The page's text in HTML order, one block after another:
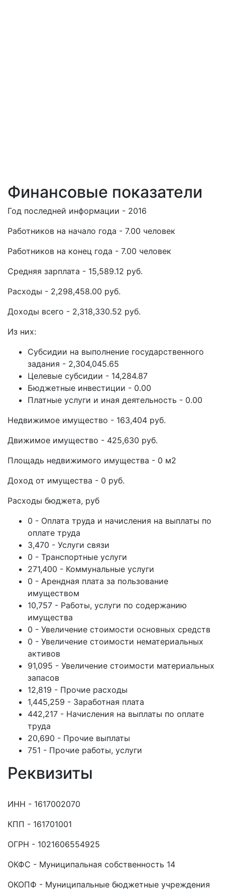
Финансовые показатели
Год последней информации - 2016
Работников на начало года - 7.00 человек
Работников на конец года - 7.00 человек
Средняя зарплата - 15,589.12 руб.
Расходы - 2,298,458.00 руб.
Доходы всего - 2,318,330.52 руб.
Из них:
Субсидии на выполнение государственного
задания - 2,304,045.65
Целевые субсидии - 14,284.87
Бюджетные инвестиции - 0.00
Платные услуги и иная деятельность - 0.00
Недвижимое имущество - 163,404 руб.
Движимое имущество - 425,630 руб.
Площадь недвижимого имущества - 0 м2
Доход от имущества - 0 руб.
Расходы бюджета, руб
0 - Оплата труда и начисления на выплаты по
оплате труда
3,470 - Услуги связи
0 - Транспортные услуги
271,400 - Коммунальные услуги
0 - Арендная плата за пользование
имуществом
10,757 - Работы, услуги по содержанию
имущества
0 - Увеличение стоимости основных средств
0 - Увеличение стоимости нематериальных
активов
91,095 - Увеличение стоимости материальных
запасов
12,819 - Прочие расходы
1,445,259 - Заработная плата
442,217 - Начисления на выплаты по оплате
труда
20,690 - Прочие выплаты
751 - Прочие работы, услуги
Реквизиты
ИНН - 1617002070
КПП - 161701001
ОГРН - 1021606554925
ОКФС - Муниципальная собственность 14
ОКОПФ - Муниципальные бюджетные учреждения